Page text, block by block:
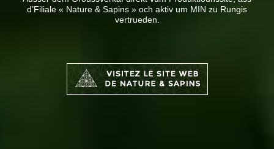
d’Filiale « Nature & Sapins » och aktiv um MIN zu Rungis
vertrueden.